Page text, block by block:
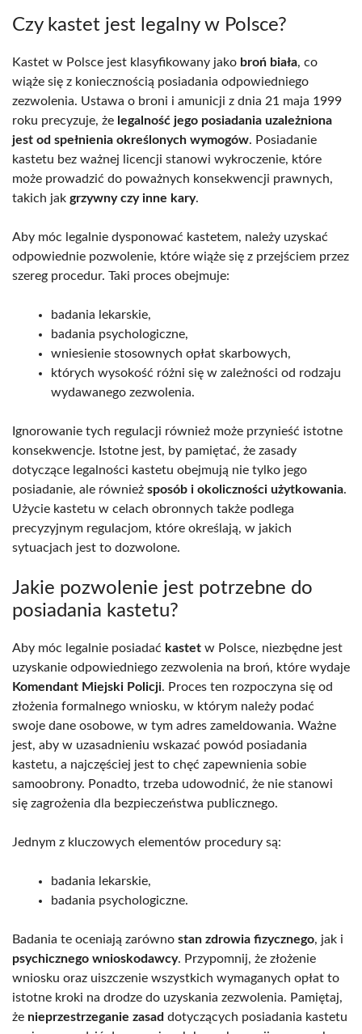
Czy kastet jest legalny w Polsce?
Kastet w Polsce jest klasyfikowany jako broń biała, co
wiąże się z koniecznością posiadania odpowiedniego
zezwolenia. Ustawa o broni i amunicji z dnia 21 maja 1999
roku precyzuje, że legalność jego posiadania uzależniona
jest od spełnienia określonych wymogów. Posiadanie
kastetu bez ważnej licencji stanowi wykroczenie, które
może prowadzić do poważnych konsekwencji prawnych,
takich jak grzywny czy inne kary.
Aby móc legalnie dysponować kastetem, należy uzyskać
odpowiednie pozwolenie, które wiąże się z przejściem przez
szereg procedur. Taki proces obejmuje:
badania lekarskie,
badania psychologiczne,
wniesienie stosownych opłat skarbowych,
których wysokość różni się w zależności od rodzaju
wydawanego zezwolenia.
Ignorowanie tych regulacji również może przynieść istotne
konsekwencje. Istotne jest, by pamiętać, że zasady
dotyczące legalności kastetu obejmują nie tylko jego
posiadanie, ale również sposób i okoliczności użytkowania.
Użycie kastetu w celach obronnych także podlega
precyzyjnym regulacjom, które określają, w jakich
sytuacjach jest to dozwolone.
Jakie pozwolenie jest potrzebne do
posiadania kastetu?
Aby móc legalnie posiadać kastet w Polsce, niezbędne jest
uzyskanie odpowiedniego zezwolenia na broń, które wydaje
Komendant Miejski Policji. Proces ten rozpoczyna się od
złożenia formalnego wniosku, w którym należy podać
swoje dane osobowe, w tym adres zameldowania. Ważne
jest, aby w uzasadnieniu wskazać powód posiadania
kastetu, a najczęściej jest to chęć zapewnienia sobie
samoobrony. Ponadto, trzeba udowodnić, że nie stanowi
się zagrożenia dla bezpieczeństwa publicznego.
Jednym z kluczowych elementów procedury są:
badania lekarskie,
badania psychologiczne.
Badania te oceniają zarówno stan zdrowia fizycznego, jak i
psychicznego wnioskodawcy. Przypomnij, że złożenie
wniosku oraz uiszczenie wszystkich wymaganych opłat to
istotne kroki na drodze do uzyskania zezwolenia. Pamiętaj,
że nieprzestrzeganie zasad dotyczących posiadania kastetu